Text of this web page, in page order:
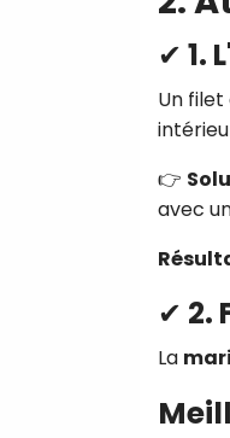
✔ 1.
Un
👉
avec
✔ 2.
La